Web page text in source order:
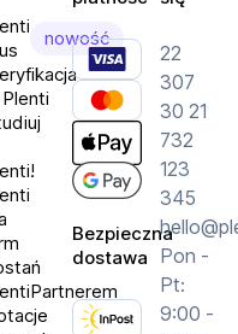
nowość
Bezpieczna
dostawa
22
307
30 21
732
123
345
Pon -
Pt:
9:00 -